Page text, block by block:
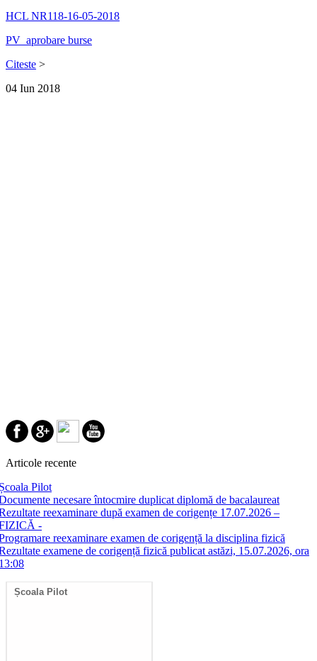
HCL NR118-16-05-2018
PV_aprobare burse
Citeste >
04 Iun 2018
Articole recente
Pilot
necesare întocmire duplicat diplomă de bacalaureat
reexaminare după examen de corigențe 17.07.2026 –
-
reexaminare examen de corigență la disciplina fizică
examene de corigență fizică publicat astăzi, 15.07.2026, ora
Școala Pilot